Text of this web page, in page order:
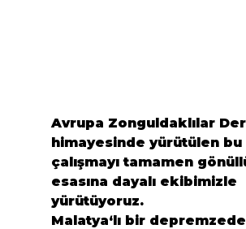
Avrupa Zonguldaklılar
himayesinde yürütülen bu
çalışmayı tamamen
esasına dayalı ekibimizle
yürütüyoruz.
Malatya‘lı bir